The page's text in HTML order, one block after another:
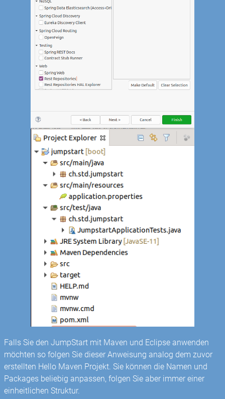
Falls Sie den JumpStart mit Maven und Eclipse anwenden
möchten so folgen Sie dieser Anweisung analog dem zuvor
erstellten Hello Maven Projekt. Sie können die Namen und
Packages beliebig anpassen, folgen Sie aber immer einer
einheitlichen Struktur.